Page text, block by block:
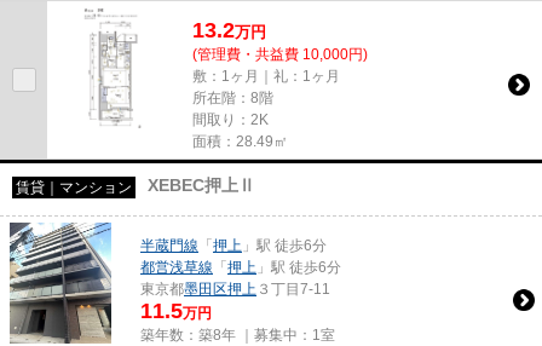
足の物件はこちらです。徒歩4...
13.2万円
(管理費・共益費 10,000円)
敷：1ヶ月｜礼：1ヶ月
所在階：8階
間取り：2K
面積：28.49㎡
賃貸｜マンション XEBEC押上Ⅱ
半蔵門線 「 押上 」駅 徒歩6分
都営浅草線 「 押上 」駅 徒歩6分
東京都墨田区押上 ３丁目7-11
11.5万円
築年数：築8年 ｜募集中： 1室